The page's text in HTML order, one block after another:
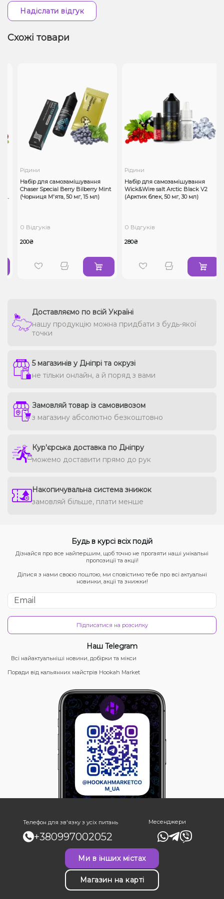
Надіслати відгук
Схожі товари
Рідини
Набір для самозамішування
Chaser Special Berry Bilberry Mint
(Чорниця М'ята, 50 мг, 15 мл)
0 Відгуків
200₴
Рідини
Набір для самозамішування
Wick&Wire salt Arctic Black V2
(Арктик блек, 50 мг, 30 мл)
0 Відгуків
280₴
Доставляємо по всій Україні
нашу продукцію можна придбати з будь-якої
точки
5 магазинів у Дніпрі та окрузі
не тільки онлайн, а й поряд з вами
Замовляй товар із самовивозом
з магазину абсолютно безкоштовно
Кур'єрська доставка по Дніпру
можемо доставити прямо до рук
Накопичувальна система знижок
замовляй більше, плати менше
Будь в курсі всіх подій
Дізнайся про все найпершим, щоб точно не прогаяти наші унікальні
пропозиції та акції!
Ділися з нами своєю поштою, ми сповістимо тебе про всі актуальні
новинки, акції та знижки!
Підписатися на розсилку
Наш Telegram
Всі найактуальніші новини, добірки та мікси
Поради від кальянних майстрів Hookah Market
Телефон для зв'язку з усіх питань
+380997002052
Месенджери
Ми в інших містах
Магазин на карті